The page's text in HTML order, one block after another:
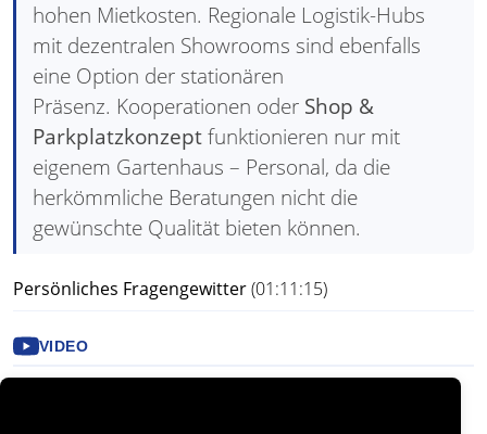
hohen Mietkosten. Regionale Logistik-Hubs
mit dezentralen Showrooms sind ebenfalls
eine Option der stationären
Präsenz. Kooperationen oder Shop &
Parkplatzkonzeptfunktionieren nur mit
eigenem Gartenhaus – Personal, da die
herkömmliche Beratungen nicht die
gewünschte Qualität bieten können.
Persönliches Fragengewitter(01:11:15)
VIDEO